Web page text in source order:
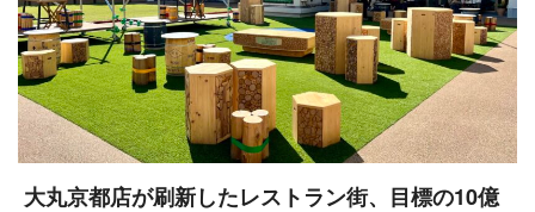
大丸京都店が刷新したレストラン街、目標の10億